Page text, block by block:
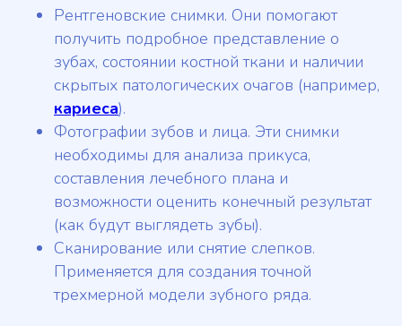
Рентгеновские снимки. Они помогают
получить подробное представление о
зубах, состоянии костной ткани и наличии
скрытых патологических очагов (например,
кариеса).
Фотографии зубов и лица. Эти снимки
необходимы для анализа прикуса,
составления лечебного плана и
возможности оценить конечный результат
(как будут выглядеть зубы).
Сканирование или снятие слепков.
Применяется для создания точной
трехмерной модели зубного ряда.